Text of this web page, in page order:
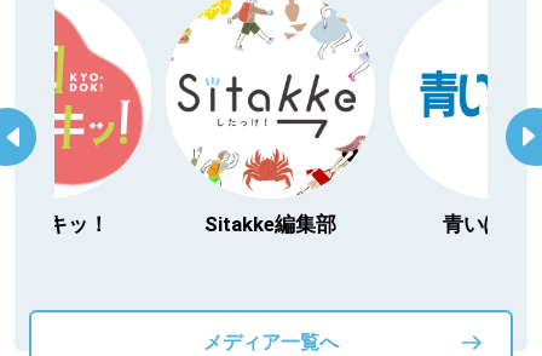
編集部 青いぽすと
「北海道３大
メディア一覧へ